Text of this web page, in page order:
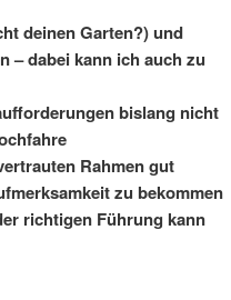
deinen Garten?) und
– dabei kann ich auch zu
bislang nicht
Rahmen gut
zu bekommen
richtigen Führung kann